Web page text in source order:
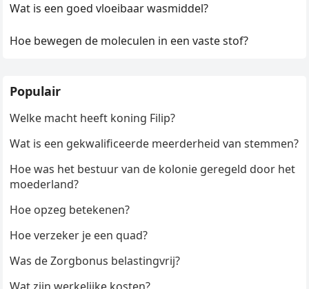
Wat is een goed vloeibaar wasmiddel?
Hoe bewegen de moleculen in een vaste stof?
Populair
Welke macht heeft koning Filip?
Wat is een gekwalificeerde meerderheid van stemmen?
Hoe was het bestuur van de kolonie geregeld door het
moederland?
Hoe opzeg betekenen?
Hoe verzeker je een quad?
Was de Zorgbonus belastingvrij?